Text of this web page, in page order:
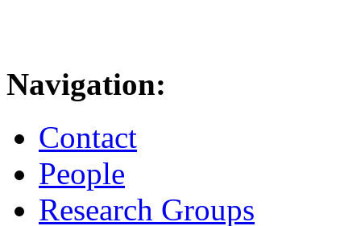
Navigation:
Contact
People
Research Groups